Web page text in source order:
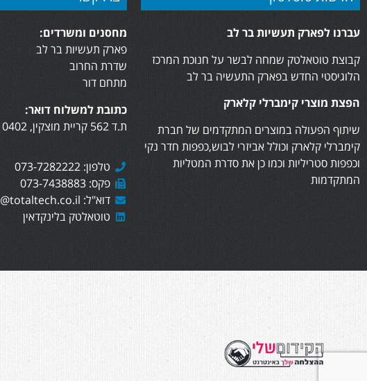
עברנו לפארק תעשיות בר לב
קבוצת טוטאלטק שמחה לבשר על חנוכת המרכז
הלוגיסטי החדש בפארק התעשיה בר לב
הפצת מוצרי קימברלי קלארק
שיתוף הפעולה במוצרים המתקדמים של חברת
קימברלי קלארק וכולל אביזרי לבוש,כפפות חדר נקי
וכפפות סטריליות וכמו כן את סדרת המטליות
המתקדמות
מחסנים ומשרדים:
פארק תעשיות בר לב
שדרת החרוב
מתחם דור
כתובת למשלוח דואר:
ת.ד 562 קריית מוצקין, 2610402
טלפון: 073-7282222
פקס: 073-7438883
דוא"ל: sales@totaltech.co.il
טוטאלטק בלינקדאין